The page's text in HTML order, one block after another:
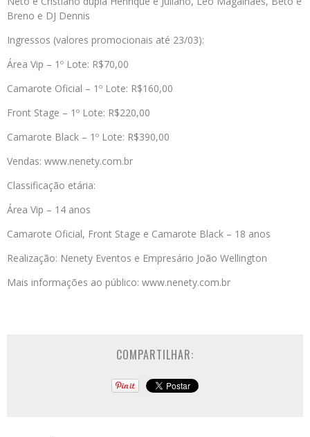
Breno e DJ Dennis
Ingressos (valores promocionais até 23/03):
Área Vip – 1º Lote: R$70,00
Camarote Oficial – 1º Lote: R$160,00
Front Stage – 1º Lote: R$220,00
Camarote Black – 1º Lote: R$390,00
Vendas: www.nenety.com.br
Classificação etária:
Área Vip – 14 anos
Camarote Oficial, Front Stage e Camarote Black – 18 anos
Realização: Nenety Eventos e Empresário João Wellington
Mais informações ao público: www.nenety.com.br
COMPARTILHAR: